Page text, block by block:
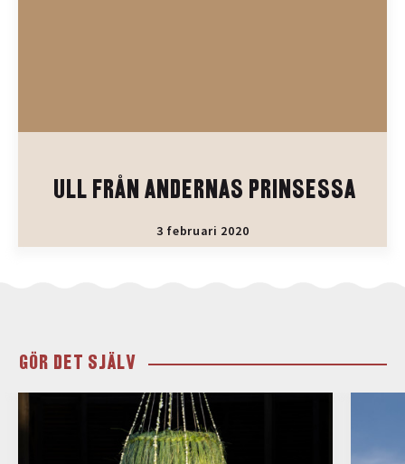
ULL FRÅN ANDERNAS PRINSESSA
3 februari 2020
GÖR DET SJÄLV